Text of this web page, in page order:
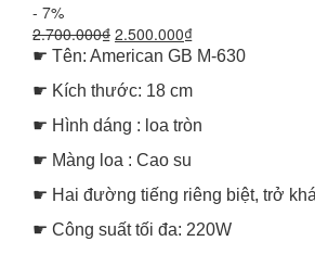
- 7%
2.700.000₫ Giá
gốc
2.700.000₫.
2.500.000₫Giá
hiện
là:
2.500.000₫.
☛ Tên: American GB M-630
☛ Kích thước: 18 cm
☛ Hình dáng : loa tròn
☛ Màng loa : Cao su
☛ Hai đường tiếng riêng biệt, trở
☛ Công suất tối đa: 220W